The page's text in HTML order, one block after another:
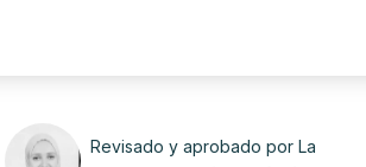
Revisado y aprobado por La